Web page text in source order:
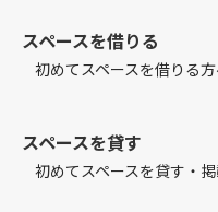
スペースを借りる
初めてスペースを借りる
スペースを貸す
初めてスペースを貸す・